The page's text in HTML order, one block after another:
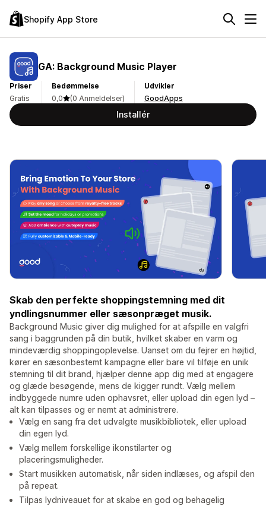
Shopify App Store
GA: Background Music Player
Priser
Gratis
Bedømmelse
0,0
(0 Anmeldelser)
Udvikler
GoodApps
Installér
Skab den perfekte shoppingstemning med dit
yndlingsnummer eller sæsonpræget musik.
Background Music giver dig mulighed for at afspille en valgfri
sang i baggrunden på din butik, hvilket skaber en varm og
mindeværdig shoppingoplevelse. Uanset om du fejrer en højtid,
kører en sæsonbestemt kampagne eller bare vil tilføje en unik
stemning til dit brand, hjælper denne app dig med at engagere
og glæde besøgende, mens de kigger rundt. Vælg mellem
indbyggede numre uden ophavsret, eller upload din egen lyd –
alt kan tilpasses og er nemt at administrere.
Vælg en sang fra det udvalgte musikbibliotek, eller upload
din egen lyd.
Vælg mellem forskellige ikonstilarter og
placeringsmuligheder.
Start musikken automatisk, når siden indlæses, og afspil den
på repeat.
Tilpas lydniveauet for at skabe en god og behagelig